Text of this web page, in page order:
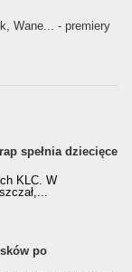
Wane... - premiery
spełnia dziecięce
KLC. W
po